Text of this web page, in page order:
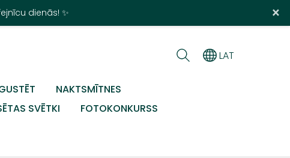
dienās! ✨ ×
NAKTSMĪTNES
SVĒTKI
FOTOKONKURSS
LAT